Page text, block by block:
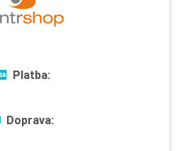
Platba:
Doprava: